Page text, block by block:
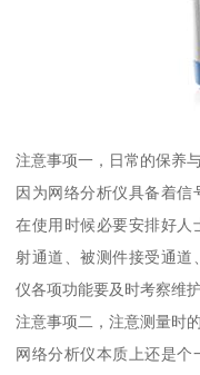
注意事项一，日常的保养
因为网络分析仪具备着信
在使用时候必要安排好人
射通道、被测件接受通道
仪各项功能要及时考察维护
注意事项二，注意测量时
网络分析仪本质上还是个